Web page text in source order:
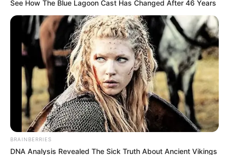
(foto: instagram/onigirigekijo)
8. Tahu krillin dong? Karakter di Dragon Ball ini
juga tergambar dalam piring ini. Setiap ekspresinya
dikerjakan dengan teliti
See How The Blue Lagoon Cast Has Changed After 46 Years
BRAINBERRIES
DNA Analysis Revealed The Sick Truth About Ancient Vikings